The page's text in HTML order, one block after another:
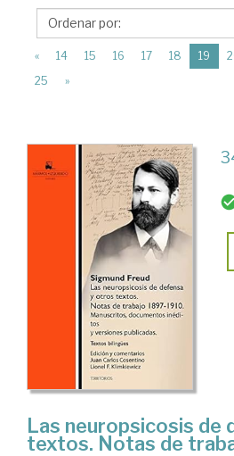
« 14 15 16 17 18 19
25
»
Las neuropsicosis de
textos. Notas de